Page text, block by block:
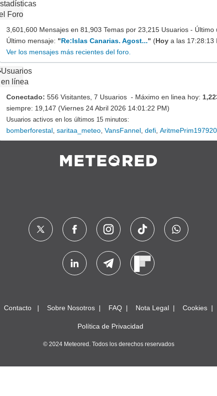
Foro
3,601,600 Mensajes en 81,903 Temas por 23,215 Usuarios -
Último mensaje: "Re:Islas Canarias. Agost..." (Hoy a las 17:28:13
Ver los mensajes más recientes del foro.
Usuarios
en línea
Conectado: 556 Visitantes, 7 Usuarios - Máximo en linea hoy:
siempre: 19,147 (Viernes 24 Abril 2026 14:01:22 PM)
Usuarios activos en los últimos 15 minutos:
bomberforestal saritaa_meteo VansFannel defi
Contacto Sobre Nosotros FAQ Nota Legal Cookies
Política de Privacidad
© 2024 Meteored. Todos los derechos reservados